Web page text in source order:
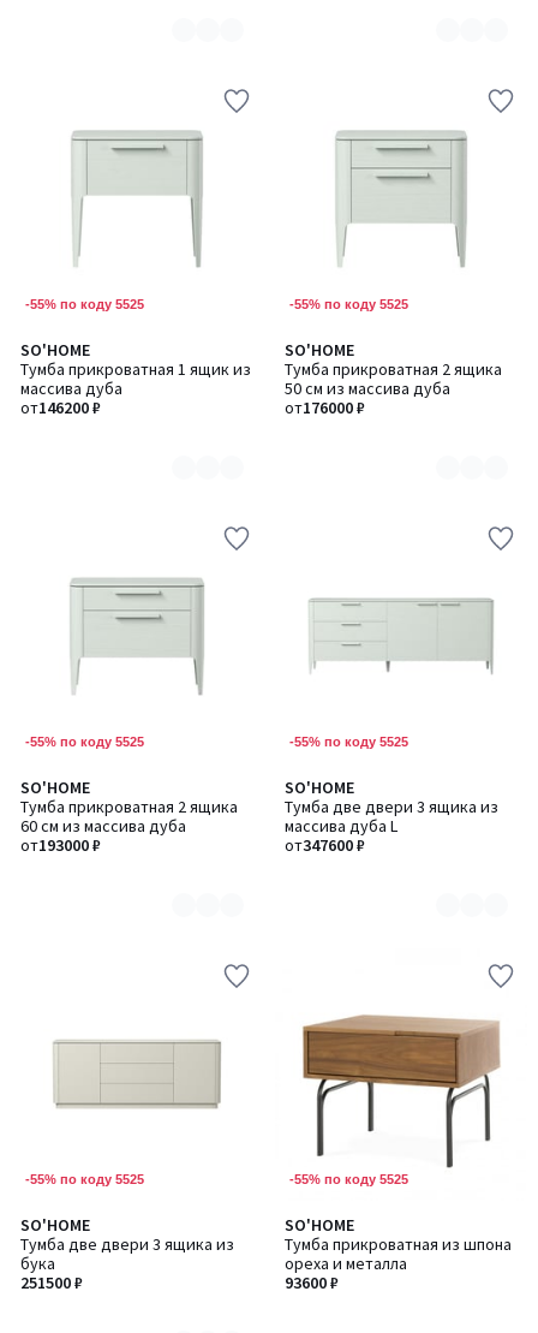
-55% по коду 5525
SO'HOME
Тумба прикроватная 1 ящик из
массива дуба
от146200 ₽
Количество
цветов:
8
-55% по коду 5525
SO'HOME
Тумба прикроватная 2 ящика
50 см из массива дуба
от176000 ₽
Количество
цветов:
8
-55% по коду 5525
SO'HOME
Тумба прикроватная 2 ящика
60 см из массива дуба
от193000 ₽
Количество
цветов:
8
-55% по коду 5525
SO'HOME
Тумба две двери 3 ящика из
массива дуба L
от347600 ₽
Количество
цветов:
8
-55% по коду 5525
SO'HOME
Тумба две двери 3 ящика из
бука
251500 ₽
Количество
цветов:
6
-55% по коду 5525
SO'HOME
Тумба прикроватная из шпона
ореха и металла
93600 ₽